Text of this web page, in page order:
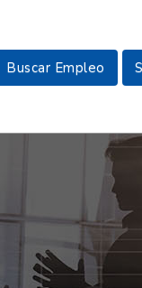
Buscar Empleo